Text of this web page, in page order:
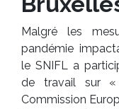
Malgré les
pandémie
le SNIFL a
de travail sur
Commission